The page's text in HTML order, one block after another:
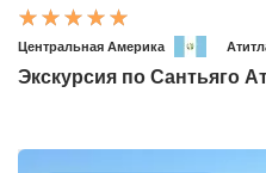
Центральная Америка
Экскурсия по Сантьяго